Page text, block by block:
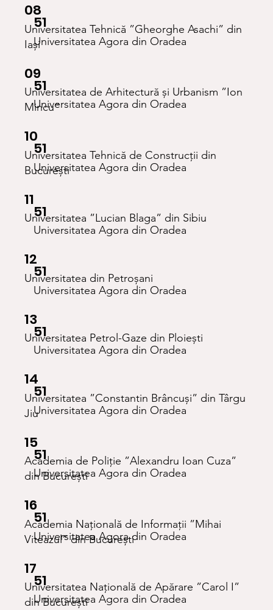
08
Universitatea Tehnică ”Gheorghe Asachi” din
Iași
51
Universitatea Agora din Oradea
09
Universitatea de Arhitectură și Urbanism ”Ion
Mincu”
51
Universitatea Agora din Oradea
10
Universitatea Tehnică de Construcții din
București
51
Universitatea Agora din Oradea
11
Universitatea ”Lucian Blaga” din Sibiu
51
Universitatea Agora din Oradea
12
Universitatea din Petroșani
51
Universitatea Agora din Oradea
13
Universitatea Petrol-Gaze din Ploiești
51
Universitatea Agora din Oradea
14
Universitatea ”Constantin Brâncuși” din Târgu
Jiu
51
Universitatea Agora din Oradea
15
Academia de Poliție ”Alexandru Ioan Cuza”
din București
51
Universitatea Agora din Oradea
16
Academia Națională de Informații ”Mihai
Viteazul” din București
51
Universitatea Agora din Oradea
17
Universitatea Națională de Apărare ”Carol I”
din București
51
Universitatea Agora din Oradea